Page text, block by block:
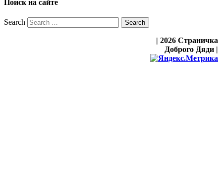
Поиск на сайте
Search
| 2026 Страничка
Доброго Дяди |